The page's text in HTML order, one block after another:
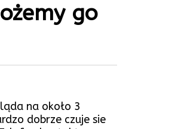
go
na około 3
dobrze czuje sie